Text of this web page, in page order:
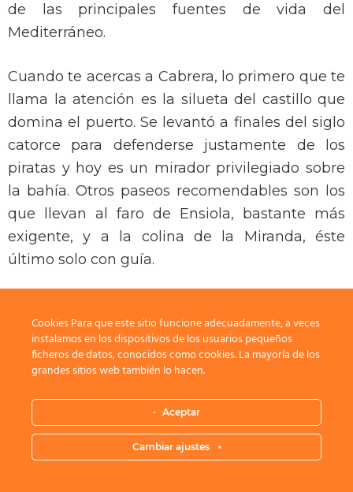
de las principales fuentes de vida del
Mediterráneo.
Cuando te acercas a Cabrera, lo primero que te
llama la atención es la silueta del castillo que
domina el puerto. Se levantó a finales del siglo
catorce para defenderse justamente de los
piratas y hoy es un mirador privilegiado sobre
la bahía. Otros paseos recomendables son los
que llevan al faro de Ensiola, bastante más
exigente, y a la colina de la Miranda, éste
último solo con guía.
únicamente se ve en la casa de los antiguos
propietarios, una bodega reconvertida en
museo, el pequeño refugio y el monolito. Un
monumento que recuerda a los soldados
franceses que tras la batalla de Bailén fueron
enviados a Cabrera como prisioneros. Dos
terceras partes no volvieron a Francia.
Cookies Para que este sitio funcione adecuadamente, a veces
instalamos en los dispositivos de los usuarios pequeños
ficheros de datos, conocidos como cookies. La mayoría de los
grandes sitios web también lo hacen.
Aceptar
Cambiar ajustes